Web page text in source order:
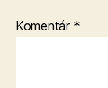
Komentár *